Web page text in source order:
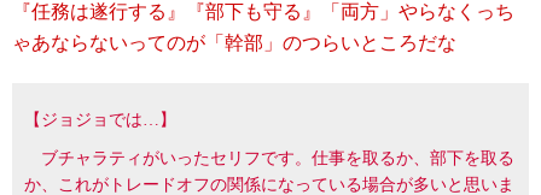
『任務は遂行する』『部下も守る』「両方」やらなくっち
ゃあならないってのが「幹部」のつらいところだな
【ジョジョでは…】
ブチャラティがいったセリフです。仕事を取るか、部下を取る
か、これがトレードオフの関係になっている場合が多いと思いま